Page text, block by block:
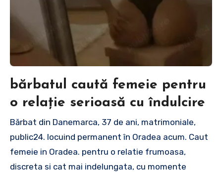
bărbatul caută femeie pentru
o relație serioasă cu îndulcire
Bărbat din Danemarca, 37 de ani, matrimoniale,
public24. locuind permanent în Oradea acum. Caut
femeie in Oradea. pentru o relatie frumoasa,
discreta si cat mai indelungata, cu momente